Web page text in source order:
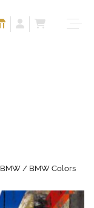
BMW/ BMW Colors